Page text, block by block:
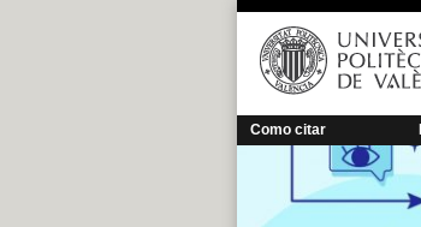
Saltar
contenido
Como citar